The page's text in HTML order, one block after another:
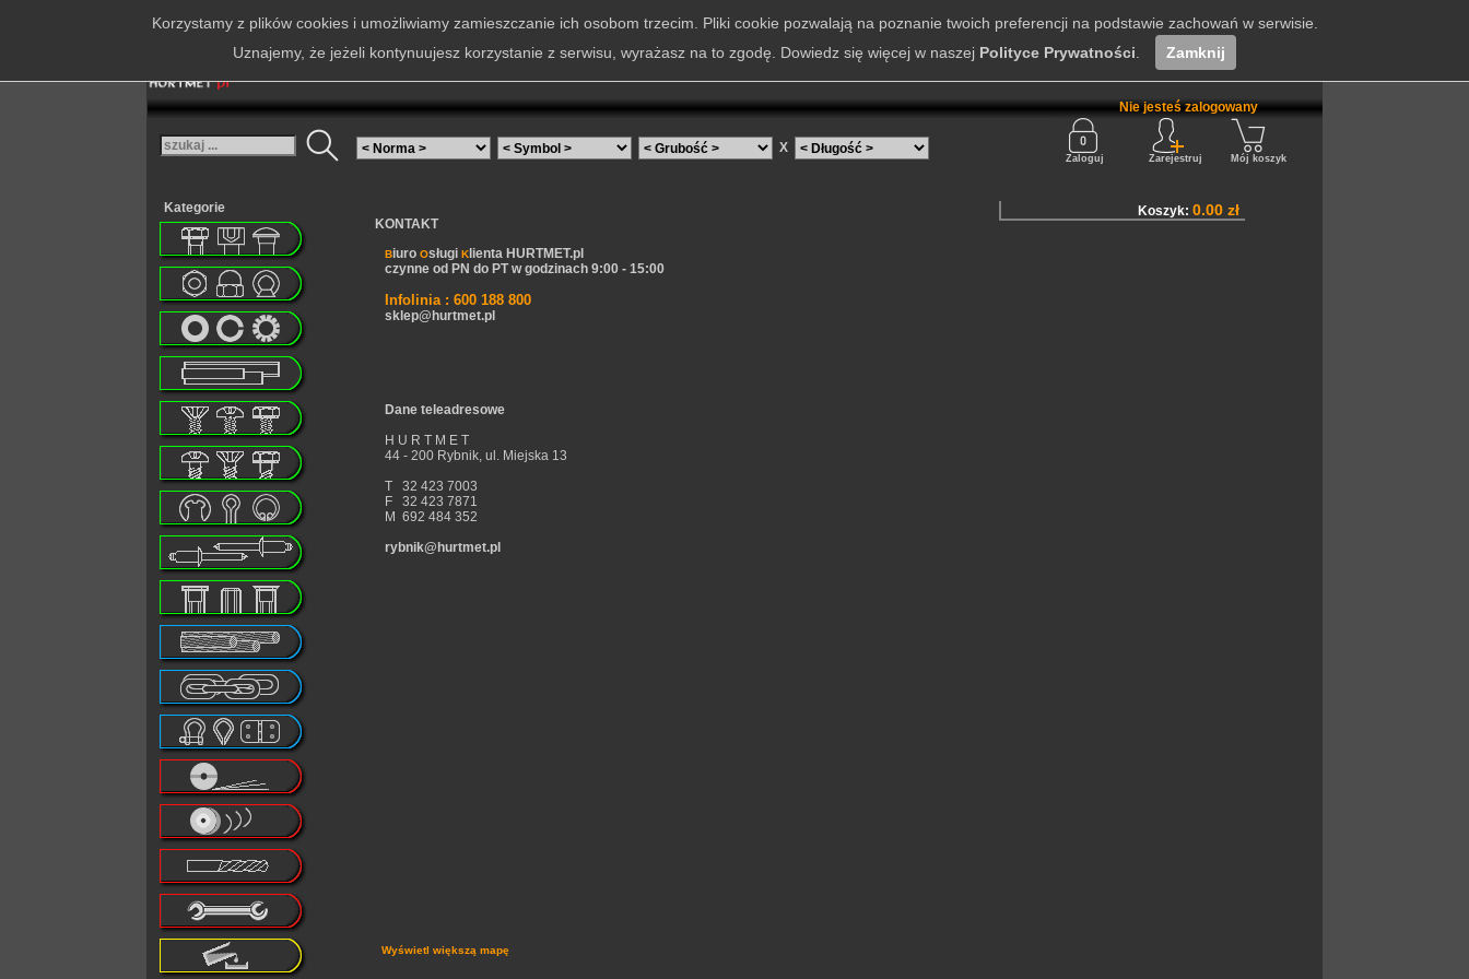
X
Nie jesteś zalogowany
Zaloguj Zarejestruj Mój koszyk
Kategorie
KONTAKT
Biuro Osługi Klienta HURTMET.pl
czynne od PN do PT w godzinach 9:00 - 15:00
Infolinia : 600 188 800
sklep@hurtmet.pl
Dane teleadresowe
H U R T M E T
44 - 200 Rybnik, ul. Miejska 13
T 32 423 7003
F 32 423 7871
M 692 484 352
rybnik@hurtmet.pl
Wyświetl większą mapę
Koszyk: 0.00 zł
Korzystamy z plików cookies i umożliwiamy zamieszczanie ich osobom trzecim. Pliki cookie pozwalają na poznanie twoich preferencji na podstawie zachowań w serwisie.
Uznajemy, że jeżeli kontynuujesz korzystanie z serwisu, wyrażasz na to zgodę. Dowiedz się więcej w naszej Polityce Prywatności Zamknij